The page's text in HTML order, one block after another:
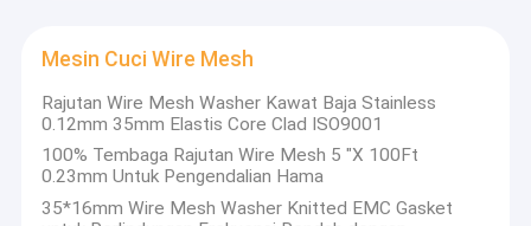
Mesin Cuci Wire Mesh
Rajutan Wire Mesh Washer Kawat Baja Stainless
0.12mm 35mm Elastis Core Clad ISO9001
100% Tembaga Rajutan Wire Mesh 5 "X 100Ft
0.23mm Untuk Pengendalian Hama
35*16mm Wire Mesh Washer Knitted EMC Gasket